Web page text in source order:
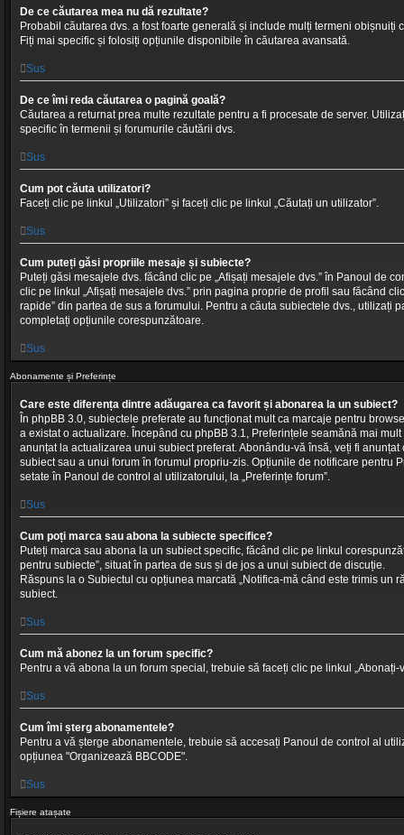
De ce căutarea mea nu dă rezultate?
Probabil căutarea dvs. a fost foarte generală și include mulți termeni obișnuiți
Fiți mai specific și folosiți opțiunile disponibile în căutarea avansată.
Sus
De ce îmi reda căutarea o pagină goală?
Căutarea a returnat prea multe rezultate pentru a fi procesate de server.
specific în termenii și forumurile căutării dvs.
Sus
Cum pot căuta utilizatori?
Faceți clic pe linkul „Utilizatori” și faceți clic pe linkul „Căutați un utilizator”.
Sus
Cum puteți găsi propriile mesaje și subiecte?
Puteți găsi mesajele dvs. făcând clic pe „Afișați mesajele dvs.” în Panoul de
clic pe linkul „Afișați mesajele dvs.” prin pagina proprie de profil sau făcând
rapide” din partea de sus a forumului. Pentru a căuta subiectele dvs., utilizați
completați opțiunile corespunzătoare.
Sus
Abonamente și Preferințe
Care este diferența dintre adăugarea ca favorit și abonarea la un subiect?
În phpBB 3.0, subiectele preferate au funcționat mult ca marcaje pentru
a existat o actualizare. Începând cu phpBB 3.1, Preferințele seamănă mai
anunțat la actualizarea unui subiect preferat. Abonându-vă însă, veți fi
subiect sau a unui forum în forumul propriu-zis. Opțiunile de notificare pentru
setate în Panoul de control al utilizatorului, la „Preferințe forum”.
Sus
Cum poți marca sau abona la subiecte specifice?
Puteți marca sau abona la un subiect specific, făcând clic pe linkul
pentru subiecte”, situat în partea de sus și de jos a unui subiect de discuție.
Răspuns la o Subiectul cu opțiunea marcată „Notifica-mă când este trimis un
subiect.
Sus
Cum mă abonez la un forum specific?
Pentru a vă abona la un forum special, trebuie să faceți clic pe linkul „Abonați-
Sus
Cum îmi șterg abonamentele?
Pentru a vă șterge abonamentele, trebuie să accesați Panoul de control al
opțiunea "Organizează BBCODE".
Sus
Fișiere atașate